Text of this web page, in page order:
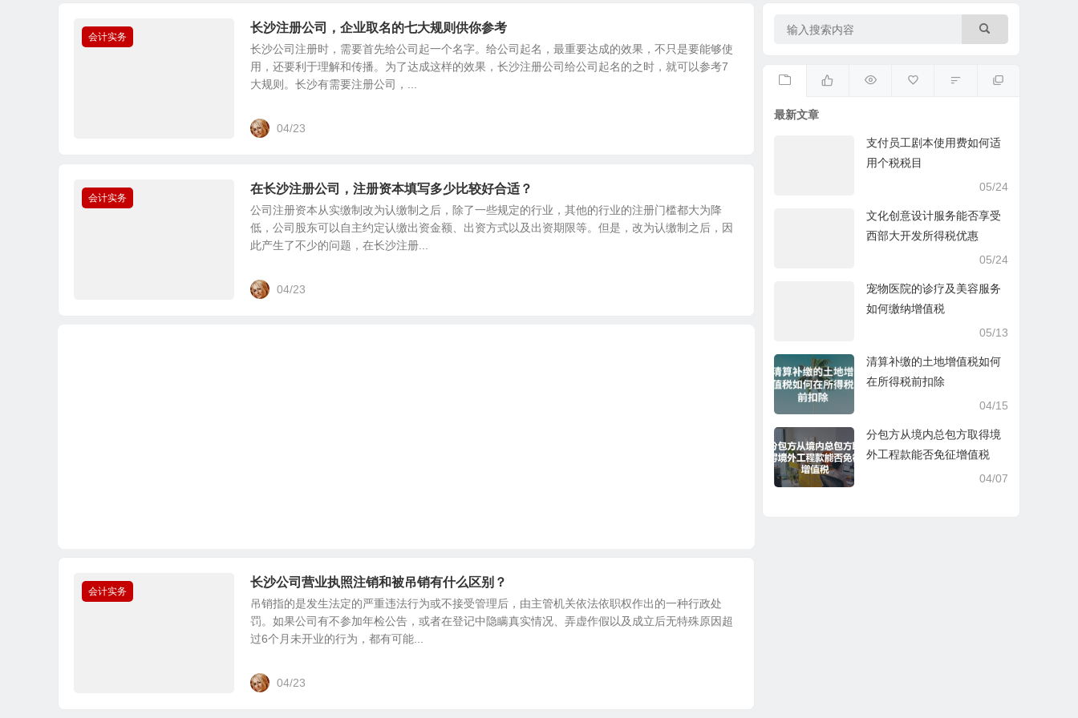
会计实务
长沙注册公司，企业取名的七大规则供你参考
长沙公司注册时，需要首先给公司起一个名字。给公司起名，最重要达成的效果，不只是要能够使
用，还要利于理解和传播。为了达成这样的效果，长沙注册公司给公司起名的之时，就可以参考7
大规则。长沙有需要注册公司，...
04/23
会计实务
在长沙注册公司，注册资本填写多少比较好合适？
公司注册资本从实缴制改为认缴制之后，除了一些规定的行业，其他的行业的注册门槛都大为降
低，公司股东可以自主约定认缴出资金额、出资方式以及出资期限等。但是，改为认缴制之后，因
此产生了不少的问题，在长沙注册...
04/23
会计实务
长沙公司营业执照注销和被吊销有什么区别？
吊销指的是发生法定的严重违法行为或不接受管理后，由主管机关依法依职权作出的一种行政处
罚。如果公司有不参加年检公告，或者在登记中隐瞒真实情况、弄虚作假以及成立后无特殊原因超
过6个月未开业的行为，都有可能...
04/23
最新文章
支付员工剧本使用费如何适
用个税税目
05/24
文化创意设计服务能否享受
西部大开发所得税优惠
05/24
宠物医院的诊疗及美容服务
如何缴纳增值税
05/13
清算补缴的土地增值税如何
在所得税前扣除
04/15
分包方从境内总包方取得境
外工程款能否免征增值税
04/07